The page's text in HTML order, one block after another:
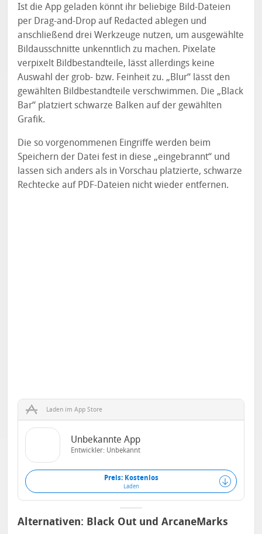
Ist die App geladen könnt ihr beliebige Bild-Dateien
per Drag-and-Drop auf Redacted ablegen und
anschließend drei Werkzeuge nutzen, um ausgewählte
Bildausschnitte unkenntlich zu machen. Pixelate
verpixelt Bildbestandteile, lässt allerdings keine
Auswahl der grob- bzw. Feinheit zu. „Blur“ lässt den
gewählten Bildbestandteile verschwimmen. Die „Black
Bar“ platziert schwarze Balken auf der gewählten
Grafik.
Die so vorgenommenen Eingriffe werden beim
Speichern der Datei fest in diese „eingebrannt“ und
lassen sich anders als in Vorschau platzierte, schwarze
Rechtecke auf PDF-Dateien nicht wieder entfernen.
Laden im App Store
Unbekannte App
Entwickler: Unbekannt
Preis: Kostenlos
Laden
Alternativen: Black Out und ArcaneMarks